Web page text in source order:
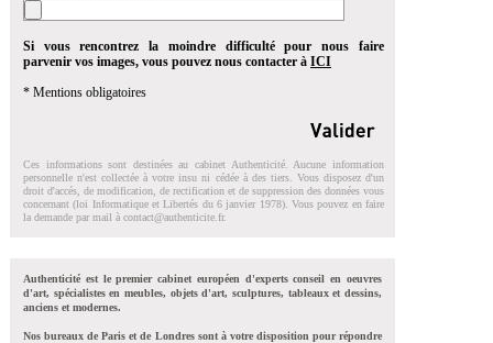
Si vous rencontrez la moindre difficulté pour nous faire
parvenir vos images, vous pouvez nous contacter à ICI
* Mentions obligatoires
Ces informations sont destinées au cabinet Authenticité. Aucune information
personnelle n'est collectée à votre insu ni cédée à des tiers. Vous disposez d'un
droit d'accés, de modification, de rectification et de suppression des données vous
concernant (loi Informatique et Libertés du 6 janvier 1978). Vous pouvez en faire
la demande par mail à contact@authenticite.fr.
Authenticité est le premier cabinet européen d'experts conseil en oeuvres
d'art, spécialistes en meubles, objets d'art, sculptures, tableaux et dessins,
anciens et modernes.
Nos bureaux de Paris et de Londres sont à votre disposition pour répondre